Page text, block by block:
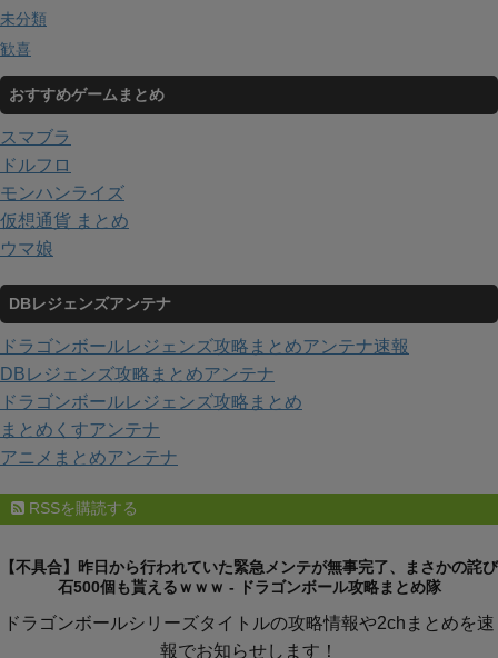
未分類
歓喜
おすすめゲームまとめ
スマブラ
ドルフロ
モンハンライズ
仮想通貨 まとめ
ウマ娘
DBレジェンズアンテナ
ドラゴンボールレジェンズ攻略まとめアンテナ速報
DBレジェンズ攻略まとめアンテナ
ドラゴンボールレジェンズ攻略まとめ
まとめくすアンテナ
アニメまとめアンテナ
RSSを購読する
【不具合】昨日から行われていた緊急メンテが無事完了、まさかの詫び
石500個も貰えるｗｗｗ - ドラゴンボール攻略まとめ隊
ドラゴンボールシリーズタイトルの攻略情報や2chまとめを速
報でお知らせします！